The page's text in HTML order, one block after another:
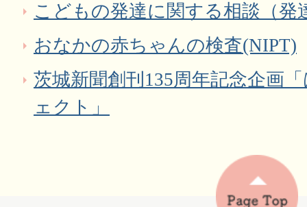
こどもの発達に関する相談（発
おなかの赤ちゃんの検査(NIPT)
茨城新聞創刊135周年記念企画
ェクト」